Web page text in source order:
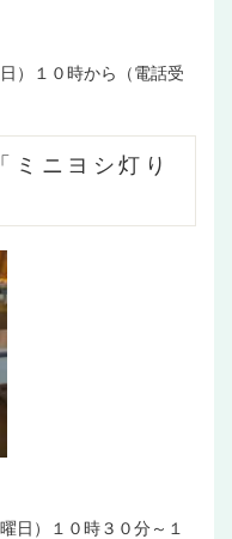
１０時から（電話受
ミニヨシ灯り
）１０時３０分～１